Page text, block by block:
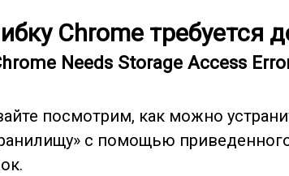
Chrome требуется
Needs Storage Access
посмотрим, как можно
с помощью